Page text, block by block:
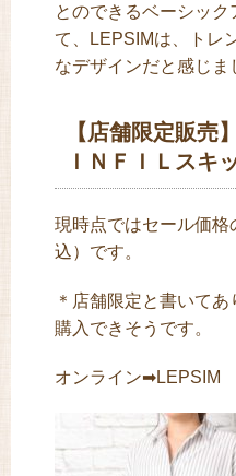
とのできるベーシッ
て、LEPSIMは、トレ
なデザインだと感じま
【店舗限定販売
ＩＮＦＩＬスキ
現時点ではセール価
込）です。
＊店舗限定と書いて
購入できそうです。
オンライン➡LEPSIM